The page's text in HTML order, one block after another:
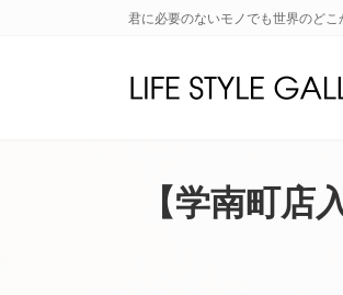
君に必要のないモノでも世界のど
【学南町